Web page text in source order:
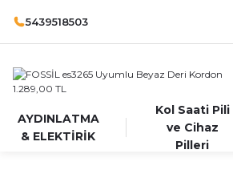
5439518503
AYDINLATMA
& ELEKTİRİK
Kol Saati Pili
ve Cihaz
Pilleri